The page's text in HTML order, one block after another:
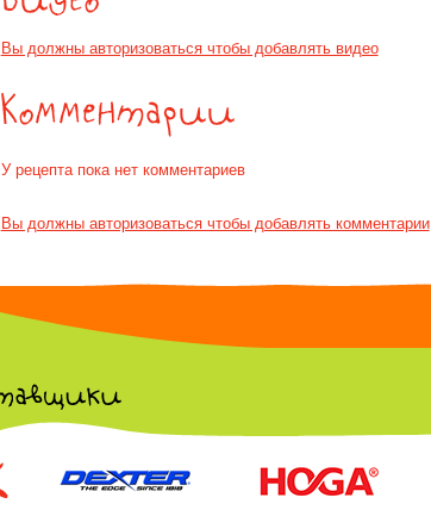
Вы должны авторизоваться чтобы добавлять видео
У рецепта пока нет комментариев
Вы должны авторизоваться чтобы добавлять комментарии